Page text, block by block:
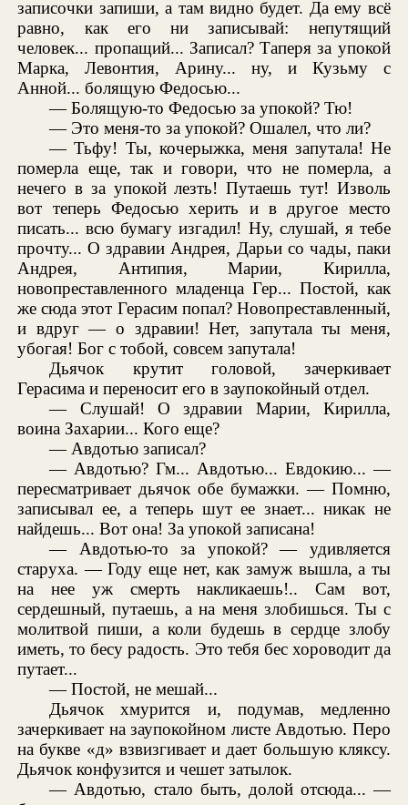
записочки запиши, а там видно будет. Да ему всё
равно, как его ни записывай: непутящий
человек... пропащий... Записал? Таперя за упокой
Марка, Левонтия, Арину... ну, и Кузьму с
Анной... болящую Федосью...
— Болящую-то Федосью за упокой? Тю!
— Это меня-то за упокой? Ошалел, что ли?
— Тьфу! Ты, кочерыжка, меня запутала! Не
померла еще, так и говори, что не померла, а
нечего в за упокой лезть! Путаешь тут! Изволь
вот теперь Федосью херить и в другое место
писать... всю бумагу изгадил! Ну, слушай, я тебе
прочту... О здравии Андрея, Дарьи со чады, паки
Андрея, Антипия, Марии, Кирилла,
новопреставленного младенца Гер... Постой, как
же сюда этот Герасим попал? Новопреставленный,
и вдруг — о здравии! Нет, запутала ты меня,
убогая! Бог с тобой, совсем запутала!
Дьячок крутит головой, зачеркивает
Герасима и переносит его в заупокойный отдел.
— Слушай! О здравии Марии, Кирилла,
воина Захарии... Кого еще?
— Авдотью записал?
— Авдотью? Гм... Авдотью... Евдокию... —
пересматривает дьячок обе бумажки. — Помню,
записывал ее, а теперь шут ее знает... никак не
найдешь... Вот она! За упокой записана!
— Авдотью-то за упокой? — удивляется
старуха. — Году еще нет, как замуж вышла, а ты
на нее уж смерть накликаешь!.. Сам вот,
сердешный, путаешь, а на меня злобишься. Ты с
молитвой пиши, а коли будешь в сердце злобу
иметь, то бесу радость. Это тебя бес хороводит да
путает...
— Постой, не мешай...
Дьячок хмурится и, подумав, медленно
зачеркивает на заупокойном листе Авдотью. Перо
на букве «д» взвизгивает и дает большую кляксу.
Дьячок конфузится и чешет затылок.
— Авдотью, стало быть, долой отсюда... —